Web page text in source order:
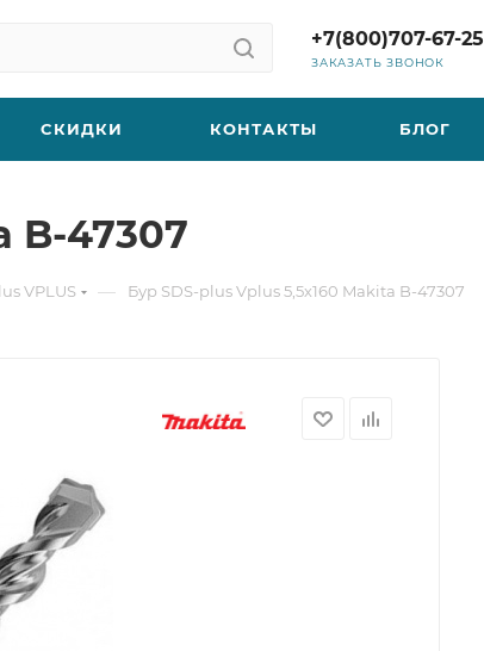
+7(800)707-67-25
ЗАКАЗАТЬ ЗВОНОК
СКИДКИ КОНТАКТЫ БЛОГ
B-47307
VPLUS — Бур SDS-plus Vplus 5,5х160 Makita B-47307